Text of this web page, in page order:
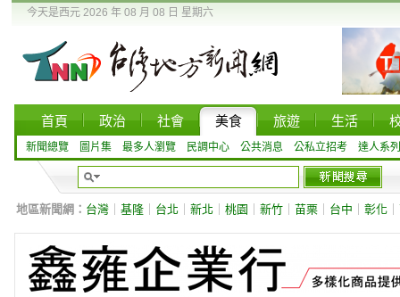
今天是西元 2026 年 08 月 08 日 星期六
首頁 政治 社會 美食 旅遊 生活
新聞總覽 圖片集 最多人瀏覽 民調中心 公共消息 公私立招考 達人系列
地區新聞網： 台灣｜ 基隆｜ 台北 新北 桃園 新竹｜ 苗栗｜ 台中 彰化｜